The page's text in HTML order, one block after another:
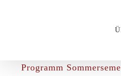
Programm